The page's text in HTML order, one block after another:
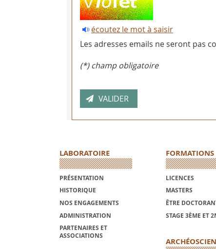
écoutez le mot à saisir
Les adresses emails ne seront pas
(*) champ obligatoire
LABORATOIRE
PRÉSENTATION
HISTORIQUE
NOS ENGAGEMENTS
ADMINISTRATION
PARTENAIRES ET
ASSOCIATIONS
FORMATIONS
LICENCES
MASTERS
ÊTRE
STAGE 3ÈME ET